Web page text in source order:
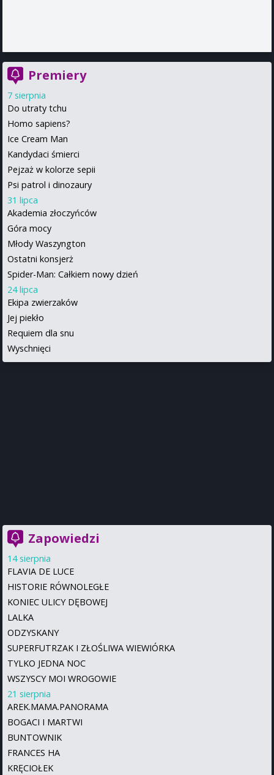
Premiery
7 sierpnia
Do utraty tchu
Homo sapiens?
Ice Cream Man
Kandydaci śmierci
Pejzaż w kolorze sepii
Psi patrol i dinozaury
31 lipca
Akademia złoczyńców
Góra mocy
Młody Waszyngton
Ostatni konsjerż
Spider-Man: Całkiem nowy dzień
24 lipca
Ekipa zwierzaków
Jej piekło
Requiem dla snu
Wyschnięci
Zapowiedzi
14 sierpnia
FLAVIA DE LUCE
HISTORIE RÓWNOLEGŁE
KONIEC ULICY DĘBOWEJ
LALKA
ODZYSKANY
SUPERFUTRZAK I ZŁOŚLIWA WIEWIÓRKA
TYLKO JEDNA NOC
WSZYSCY MOI WROGOWIE
21 sierpnia
AREK.MAMA.PANORAMA
BOGACI I MARTWI
BUNTOWNIK
FRANCES HA
KRĘCIOŁEK